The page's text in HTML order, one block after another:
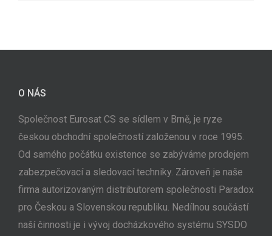
O NÁS
Společnost Eurosat CS se sídlem v Brně, je ryze
českou obchodní společností založenou v roce 1995.
Od samého počátku existence se zabýváme prodejem
zabezpečovací a sledovací techniky. Zároveň je naše
firma autorizovaným distributorem společnosti Paradox
pro Českou a Slovenskou republiku. Nedílnou součástí
naší činnosti je i vývoj docházkového systému SYSDO